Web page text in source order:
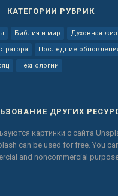
КАТЕГОРИИ РУБРИК
Библия и мир Духовная
Последние
Технологии
ДРУГИХ
картинки с сайта
can be used for free. You
and noncommercial